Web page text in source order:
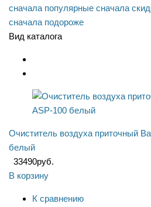
сначала популярные сначала
сначала подороже
Вид каталога
Очиститель воздуха приточный
белый
33490руб.
В корзину
К сравнению